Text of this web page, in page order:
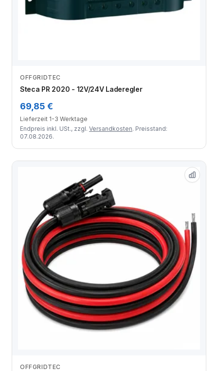
OFFGRIDTEC
Steca PR 2020 - 12V/24V Laderegler
69,85 €
Lieferzeit 1-3 Werktage
Endpreis inkl. USt., zzgl. Versandkosten. Preisstand:
07.08.2026.
OFFGRIDTEC